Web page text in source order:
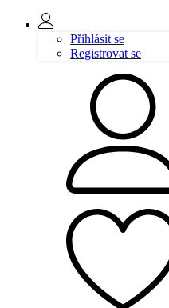
Přihlásit se
Registrovat se